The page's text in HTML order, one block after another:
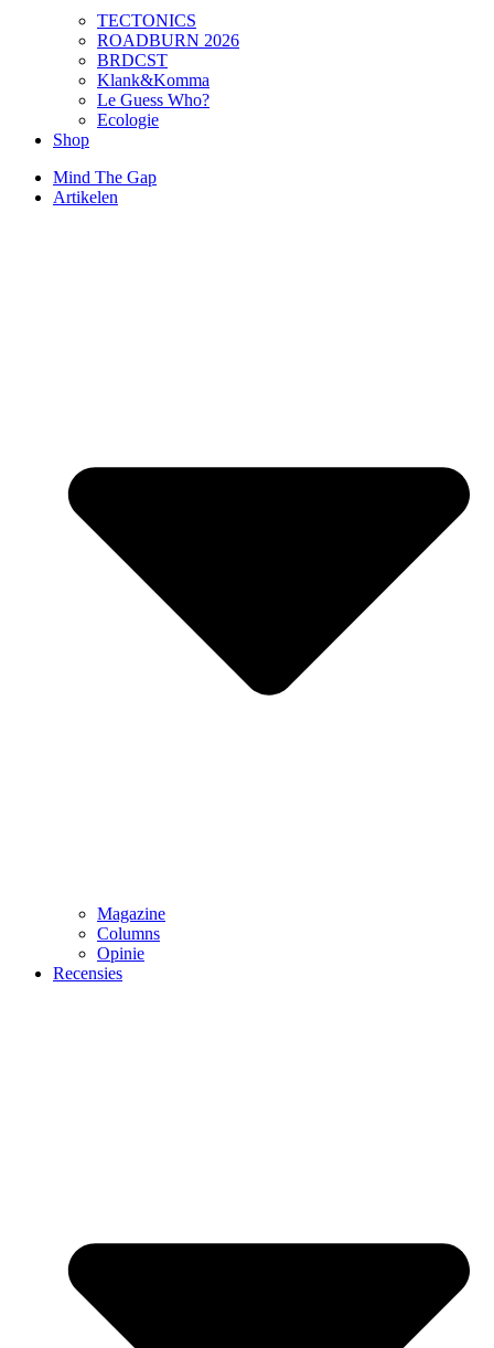
TECTONICS
ROADBURN 2026
BRDCST
Klank&Komma
Le Guess Who?
Ecologie
Shop
Mind The Gap
Artikelen
Magazine
Columns
Opinie
Recensies